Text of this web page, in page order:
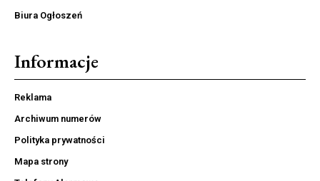
Biura Ogłoszeń
Informacje
Reklama
Archiwum numerów
Polityka prywatności
Mapa strony